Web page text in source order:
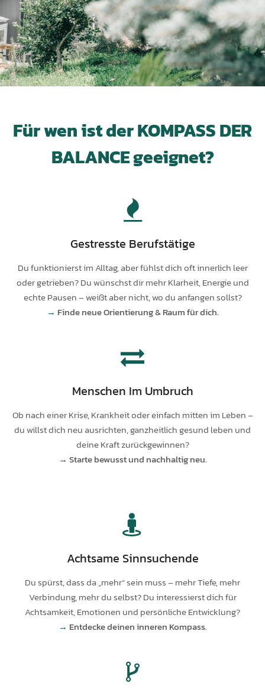
Für wen ist der KOMPASS DER
BALANCE geeignet?
Gestresste Berufstätige
Du funktionierst im Alltag, aber fühlst dich oft innerlich leer
oder getrieben? Du wünschst dir mehr Klarheit, Energie und
echte Pausen – weißt aber nicht, wo du anfangen sollst?
→ Finde neue Orientierung & Raum für dich.
Menschen Im Umbruch
Ob nach einer Krise, Krankheit oder einfach mitten im Leben –
du willst dich neu ausrichten, ganzheitlich gesund leben und
deine Kraft zurückgewinnen?
→ Starte bewusst und nachhaltig neu.
Achtsame Sinnsuchende
Du spürst, dass da „mehr“ sein muss – mehr Tiefe, mehr
Verbindung, mehr du selbst? Du interessierst dich für
Achtsamkeit, Emotionen und persönliche Entwicklung?
→ Entdecke deinen inneren Kompass.